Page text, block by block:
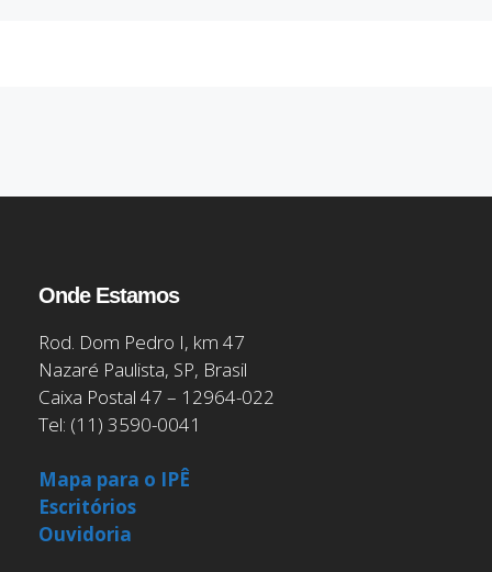
Onde Estamos
Rod. Dom Pedro I, km 47
Nazaré Paulista, SP, Brasil
Caixa Postal 47 – 12964-022
Tel: (11) 3590-0041
Mapa para o IPÊ
Escritórios
Ouvidoria